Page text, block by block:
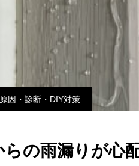
因・診断・DIY対策
らの雨漏りが心